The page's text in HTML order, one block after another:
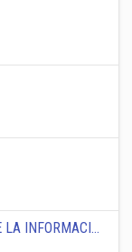
INDRA SOLUCIONES TECNOLOGIAS DE LA INFORMACION ROMANIA S.A.